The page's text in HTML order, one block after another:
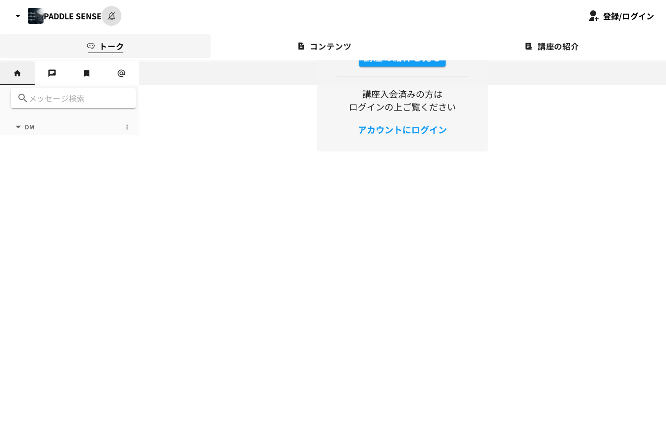
PADDLE SENSE 登録/ログイン
トーク コンテンツ 講座の紹介
DM
講座入会済みの方は
ログインの上ご覧ください
アカウントにログイン